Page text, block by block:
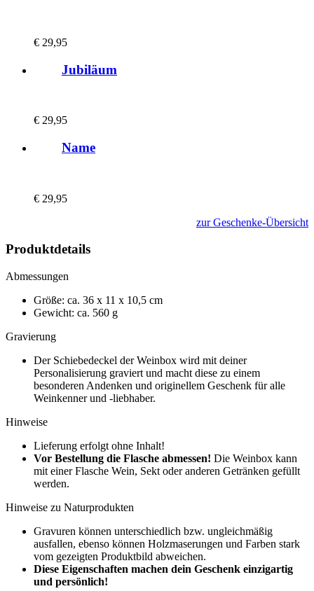
€ 29,95
Jubiläum
€ 29,95
Name
€ 29,95
zur Geschenke-Übersicht
Produktdetails
Abmessungen
Größe: ca. 36 x 11 x 10,5 cm
Gewicht: ca. 560 g
Gravierung
Der Schiebedeckel der Weinbox wird mit deiner
Personalisierung graviert und macht diese zu einem
besonderen Andenken und originellem Geschenk für alle
Weinkenner und -liebhaber.
Hinweise
Lieferung erfolgt ohne Inhalt!
Vor Bestellung die Flasche abmessen! Die Weinbox kann
mit einer Flasche Wein, Sekt oder anderen Getränken gefüllt
werden.
Hinweise zu Naturprodukten
Gravuren können unterschiedlich bzw. ungleichmäßig
ausfallen, ebenso können Holzmaserungen und Farben stark
vom gezeigten Produktbild abweichen.
Diese Eigenschaften machen dein Geschenk einzigartig
und persönlich!